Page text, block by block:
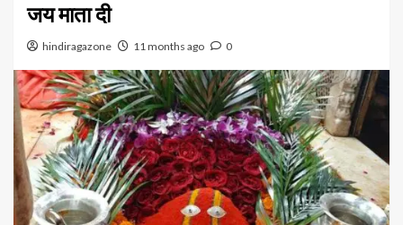
जय माता दी
hindiragazone 11 months ago 0